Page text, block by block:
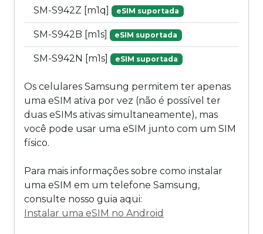
SM-S942Z [m1q] eSIM suportada
SM-S942B [m1s] eSIM suportada
SM-S942N [m1s] eSIM suportada
Os celulares Samsung permitem ter apenas
uma eSIM ativa por vez (não é possível ter
duas eSIMs ativas simultaneamente), mas
você pode usar uma eSIM junto com um SIM
físico.
Para mais informações sobre como instalar
uma eSIM em um telefone Samsung,
consulte nosso guia aqui:
Instalar uma eSIM no Android